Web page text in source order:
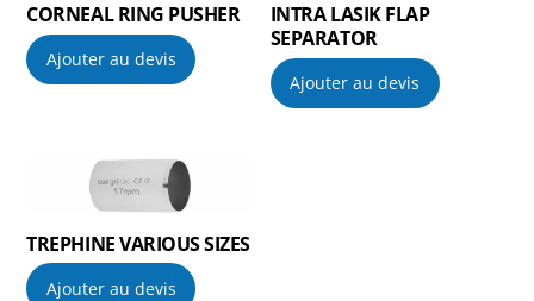
CORNEAL RING PUSHER
Ajouter au devis
INTRA LASIK FLAP
SEPARATOR
Ajouter au devis
TREPHINE VARIOUS SIZES
Ajouter au devis